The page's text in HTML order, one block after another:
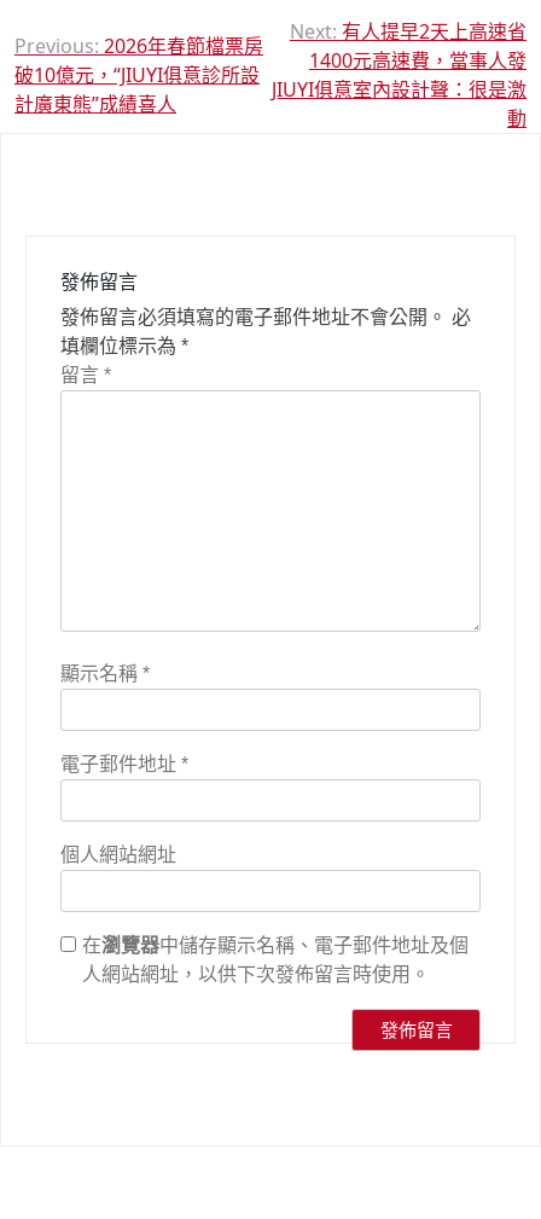
文
章
導
Previous: 2026年春節檔票房
破10億元，“JIUYI俱意診所設
計廣東熊”成績喜人
Next: 有人提早2天上高速省
1400元高速費，當事人發
JIUYI俱意室內設計聲：很是激
動
發佈留言
發佈留言必須填寫的電子郵件地址不會公開。 必
填欄位標示為 *
留言 *
顯示名稱 *
電子郵件地址 *
個人網站網址
在瀏覽器中儲存顯示名稱、電子郵件地址及個
人網站網址，以供下次發佈留言時使用。